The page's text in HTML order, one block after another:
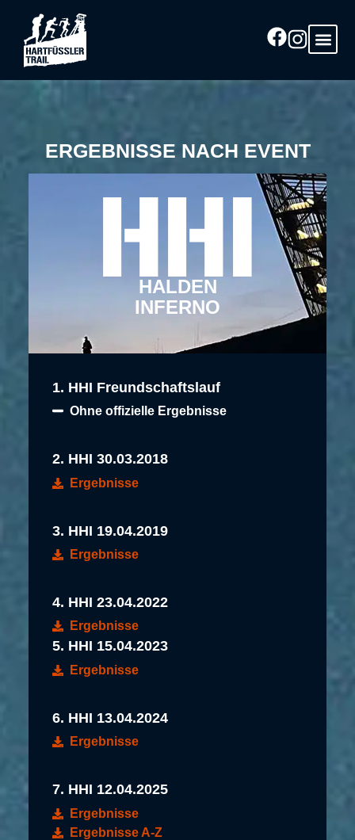
ERGEBNISSE NACH EVENT
HALDEN
INFERNO
1. HHI Freundschaftslauf
Ohne offizielle Ergebnisse
2. HHI 30.03.2018
Ergebnisse
3. HHI 19.04.2019
Ergebnisse
4. HHI 23.04.2022
Ergebnisse
5. HHI 15.04.2023
Ergebnisse
6. HHI 13.04.2024
Ergebnisse
7. HHI 12.04.2025
Ergebnisse
Ergebnisse A-Z